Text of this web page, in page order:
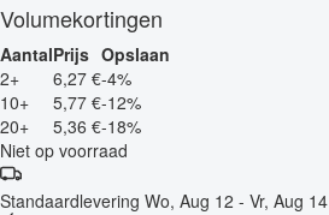
Volumekortingen
AantalPrijs Opslaan
2+
6,27 €-4%
10+
5,77 €-12%
20+
5,36 €-18%
Niet op voorraad
Standaardlevering Wo, Aug 12 - Vr, Aug 14